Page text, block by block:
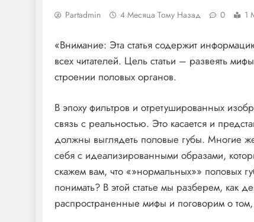
Partadmin 4 Месяца Тому Назад 0 1
«Внимание: Эта статья содержит
всех читателей. Цель статьи – развеять
строении половых органов.
В эпоху фильтров и отретушированных
связь с реальностью. Это касается и
должны выглядеть половые губы. Многие
себя с идеализированными образами,
скажем вам, что «»нормальных»» половых
понимать? В этой статье мы разберем, как
распространенные мифы и поговорим о том,